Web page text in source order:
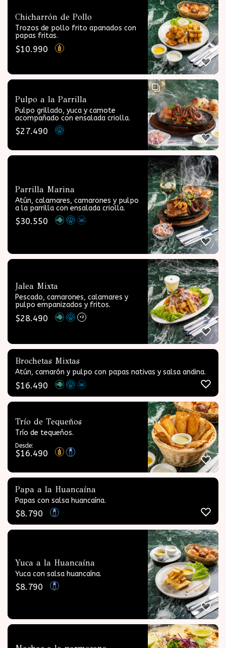
Chicharrón de Pollo
Trozos de pollo frito apanados con
papas fritas.
$10.990
Pulpo a la Parrilla
Pulpo grillado, yuca y camote
acompañado con ensalada criolla.
$27.490
Parrilla Marina
Atún, calamares, camarones y pulpo
a la parrilla con ensalada criolla.
$30.550
Jalea Mixta
Pescado, camarones, calamares y
pulpo empanizados y fritos.
$28.490 +2
Brochetas Mixtas
Atún, camarón y pulpo con papas nativas y salsa andina.
$16.490
Trío de Tequeños
Trío de tequeños.
Desde:
$16.490
Papa a la Huancaína
Papas con salsa huancaína.
$8.790
Yuca a la Huancaína
Yuca con salsa huancaína.
$8.790